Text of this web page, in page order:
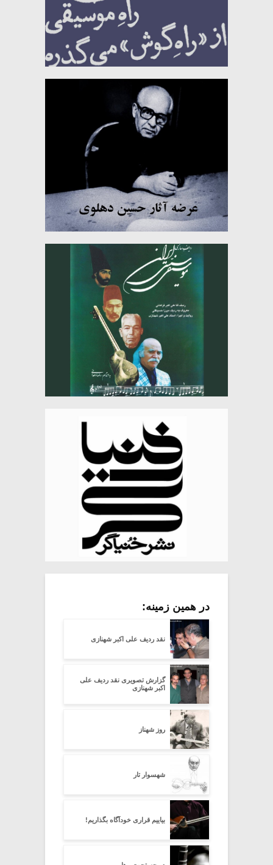
در همین زمینه:
نقد ردیف علی اکبر شهنازی
گزارش تصویری نقد ردیف علی
اکبر شهنازی
روز شهناز
شهسوار تار
بیاییم قراری خودآگاه بگذاریم!